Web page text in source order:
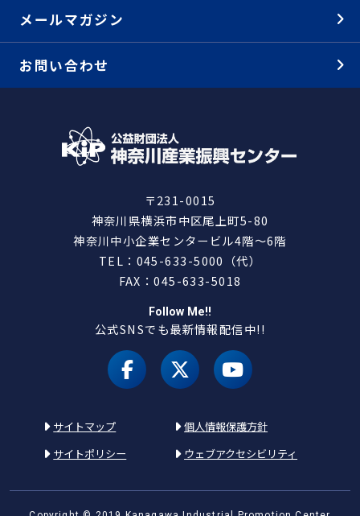
メールマガジン
お問い合わせ
〒231-0015
神奈川県横浜市中区尾上町5-80
神奈川中小企業センタービル4階～6階
TEL：045-633-5000（代）
FAX：045-633-5018
Follow Me!!
公式SNSでも最新情報配信中!!
facebookX（旧 twitter）
youtube
サイトマップ
個人情報保護方針
サイトポリシー
ウェブアクセシビリティ